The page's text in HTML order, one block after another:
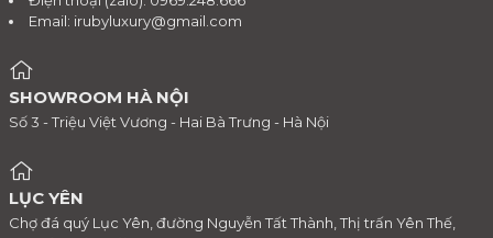
Email: irubyluxury@gmail.com
SHOWROOM HÀ NỘI
Số 3 - Triệu Việt Vương - Hai Bà Trưng - Hà Nội
LỤC YÊN
Chợ đá quý Lục Yên, đường Nguyễn Tất Thành, Thị trấn Yên Thế,